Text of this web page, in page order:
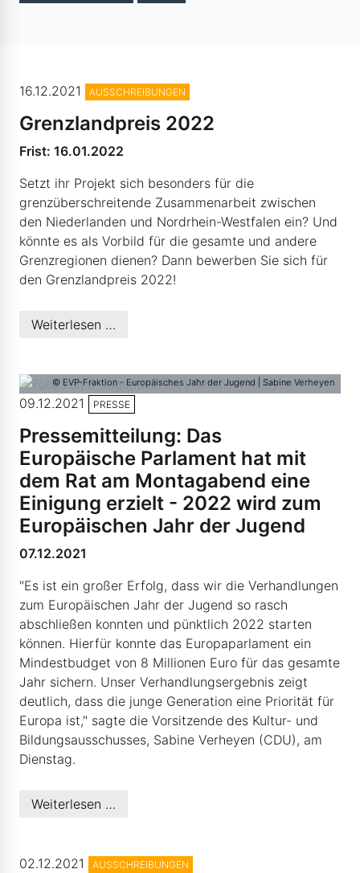
16.12.2021 AUSSCHREIBUNGEN
Grenzlandpreis 2022
Frist: 16.01.2022
Setzt ihr Projekt sich besonders für die
grenzüberschreitende Zusammenarbeit zwischen
den Niederlanden und Nordrhein-Westfalen ein? Und
könnte es als Vorbild für die gesamte und andere
Grenzregionen dienen? Dann bewerben Sie sich für
den Grenzlandpreis 2022!
Weiterlesen …
© EVP-Fraktion - Europäisches Jahr der Jugend | Sabine Verheyen
09.12.2021 PRESSE
Pressemitteilung: Das
Europäische Parlament hat mit
dem Rat am Montagabend eine
Einigung erzielt - 2022 wird zum
Europäischen Jahr der Jugend
07.12.2021
"Es ist ein großer Erfolg, dass wir die Verhandlungen
zum Europäischen Jahr der Jugend so rasch
abschließen konnten und pünktlich 2022 starten
können. Hierfür konnte das Europaparlament ein
Mindestbudget von 8 Millionen Euro für das gesamte
Jahr sichern. Unser Verhandlungsergebnis zeigt
deutlich, dass die junge Generation eine Priorität für
Europa ist," sagte die Vorsitzende des Kultur- und
Bildungsausschusses, Sabine Verheyen (CDU), am
Dienstag.
Weiterlesen …
02.12.2021 AUSSCHREIBUNGEN